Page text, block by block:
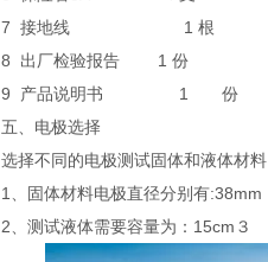
7 接地线 1 根
8
出厂检验报告 1 份
9
产品说明书 1 份
五、电极选择
选择不同的电极测试固体和液体材料
1、固体材料电极直径分别有
2、测试液体需要容量为：15cm３